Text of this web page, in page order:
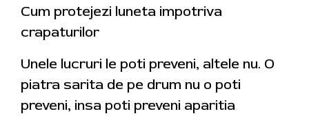
Cum protejezi luneta impotriva
crapaturilor
Unele lucruri le poti preveni, altele nu. O
piatra sarita de pe drum nu o poti
preveni, insa poti preveni aparitia